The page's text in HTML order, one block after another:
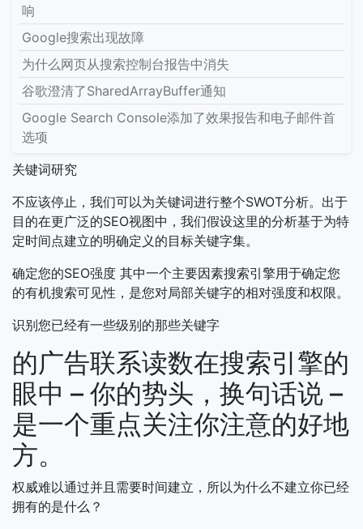
响
Google搜索出现故障
为什么网页从搜索控制台报告中消失
谷歌澄清了SharedArrayBuffer通知
Google Search Console添加了效果报告和电子邮件首
选项
关键词研究
不应该停止，我们可以为关键词进行整个SWOT分析。出于
目的在更广泛的SEO视图中，我们假设这里的分析基于为特
定时间点建立的明确定义的目标关键字集。
确定您的SEO强度 其中一个主要因素搜索引擎用于确定您
的有机搜索可见性，是您对局部关键字的相对强度和权限。
识别您已经有一些级别的那些关键字
的广告联系读数在搜索引擎的
眼中 – 你的势头，换句话说 –
是一个重点关注你注意的好地
方。
权威难以通过并且需要时间建立，所以为什么不建立你已经
拥有的是什么？